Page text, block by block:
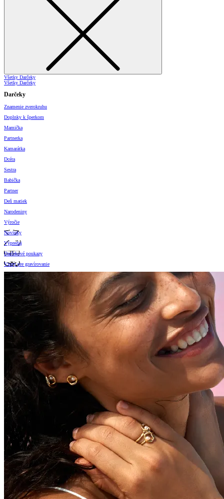
Všetky Darčeky
Všetky Darčeky
Darčeky
Znamenie zverokruhu
Doplnky k šperkom
Mamička
Partnerka
Kamarátka
Dcéra
Sestra
Babička
Partner
Deň matiek
Narodeniny
Výročie
Novinky
Výpredaj
Darčekové poukazy
Vzory pre gravírovanie